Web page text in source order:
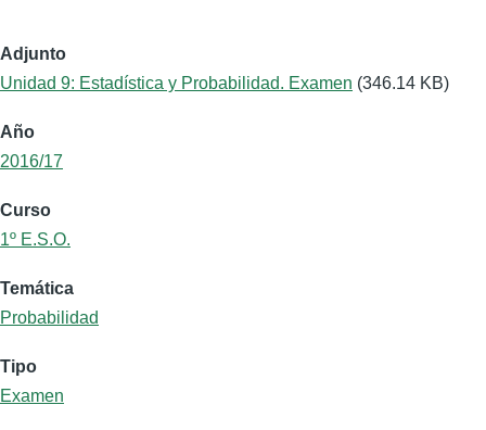
Adjunto
Unidad 9: Estadística y Probabilidad. Examen (346.14 KB)
Año
2016/17
Curso
1º E.S.O.
Temática
Probabilidad
Tipo
Examen